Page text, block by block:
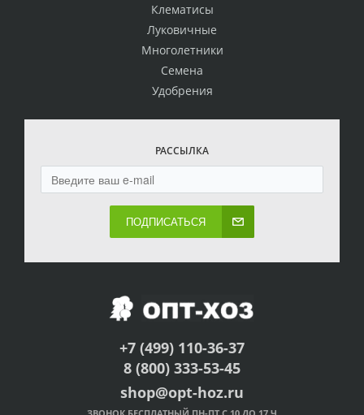
Клематисы
Луковичные
Многолетники
Семена
Удобрения
РАССЫЛКА
ПОДПИСАТЬСЯ
+7 (499) 110-36-37
8 (800) 333-53-45
shop@opt-hoz.ru